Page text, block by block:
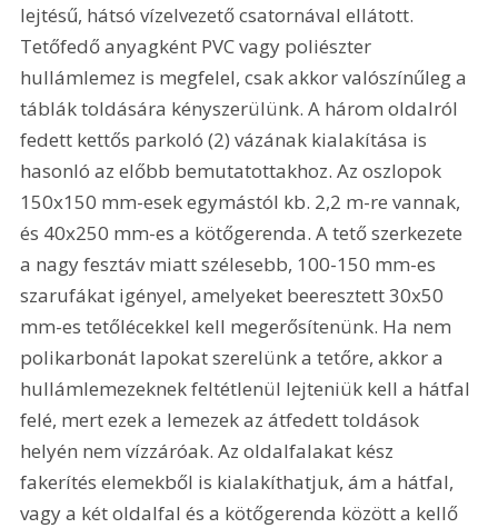
lejtésű, hátsó vízelvezető csatornával ellátott.
Tetőfedő anyagként PVC vagy poliészter
hullámlemez is megfelel, csak akkor valószínűleg a
táblák toldására kényszerülünk. A három oldalról
fedett kettős parkoló (2) vázának kialakítása is
hasonló az előbb bemutatottakhoz. Az oszlopok
150x150 mm-esek egymástól kb. 2,2 m-re vannak,
és 40x250 mm-es a kötőgerenda. A tető szerkezete
a nagy fesztáv miatt szélesebb, 100-150 mm-es
szarufákat igényel, amelyeket beeresztett 30x50
mm-es tetőlécekkel kell megerősítenünk. Ha nem
polikarbonát lapokat szerelünk a tetőre, akkor a
hullámlemezeknek feltétlenül lejteniük kell a hátfal
felé, mert ezek a lemezek az átfedett toldások
helyén nem vízzáróak. Az oldalfalakat kész
fakerítés elemekből is kialakíthatjuk, ám a hátfal,
vagy a két oldalfal és a kötőgerenda között a kellő